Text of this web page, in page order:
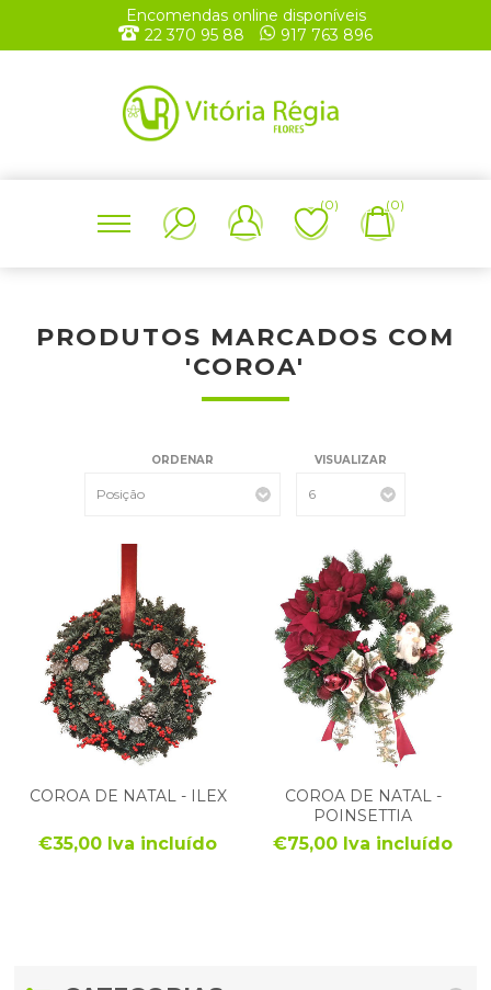
Encomendas online disponíveis
22 370 95 88
917 763 896
(0) (0)
PRODUTOS MARCADOS COM
'COROA'
ORDENAR VISUALIZAR
COROA DE NATAL - ILEX
€35,00 Iva incluído
COROA DE NATAL -
POINSETTIA
€75,00 Iva incluído